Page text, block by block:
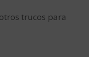
trucos para